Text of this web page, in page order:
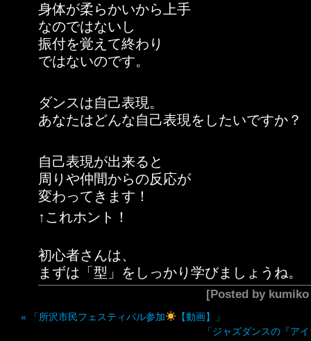
身体が柔らかいから上手
なのではないし
振付を覚えて終わり
ではないのです。
ダンスは自己表現。
あなたはどんな自己表現をしたいですか？
自己表現が出来ると
周りや仲間からの反応が
変わってきます！
↑これホント！
初心者さんは、
まずは「型」をしっかり学びましょうね。
[Posted by kumiko
« 「所沢市民フェスティバル参加
【動画】」
「ジャズダンスの『ア